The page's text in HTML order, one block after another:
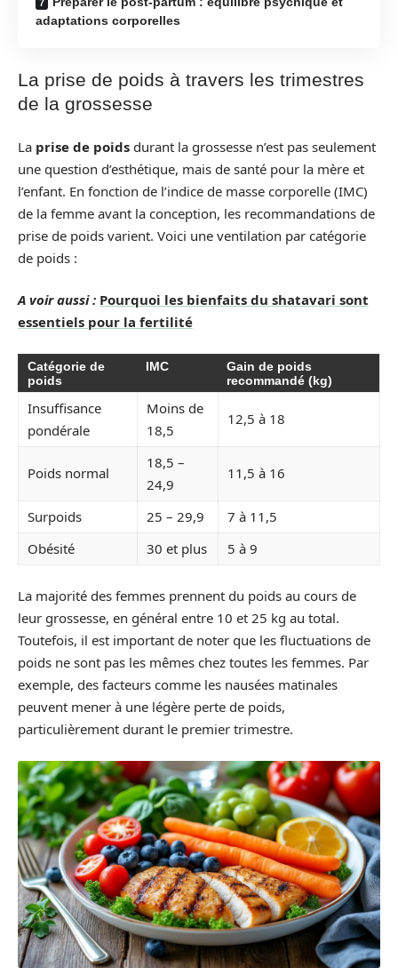
adaptations corporelles
La prise de poids à travers les trimestres
de la grossesse
La prise de poids durant la grossesse n’est pas seulement
une question d’esthétique, mais de santé pour la mère et
l’enfant. En fonction de l’indice de masse corporelle (IMC)
de la femme avant la conception, les recommandations de
prise de poids varient. Voici une ventilation par catégorie
de poids :
A voir aussi : Pourquoi les bienfaits du shatavari sont
essentiels pour la fertilité
Catégorie de
poids
IMC
Gain de poids
recommandé (kg)
Insuffisance
pondérale
Moins de
18,5
12,5 à 18
Poids normal
18,5 –
24,9
11,5 à 16
Surpoids 25 – 29,9
7 à 11,5
Obésité
30 et plus 5 à 9
La majorité des femmes prennent du poids au cours de
leur grossesse, en général entre 10 et 25 kg au total.
Toutefois, il est important de noter que les fluctuations de
poids ne sont pas les mêmes chez toutes les femmes. Par
exemple, des facteurs comme les nausées matinales
peuvent mener à une légère perte de poids,
particulièrement durant le premier trimestre.